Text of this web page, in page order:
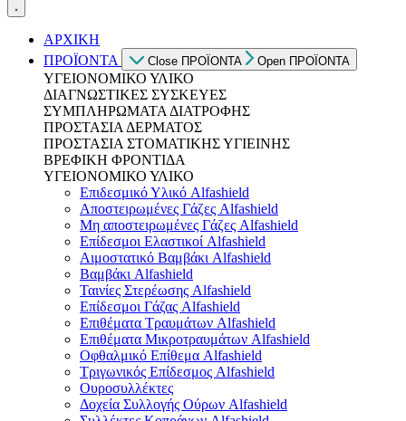
ΑΡΧΙΚΗ
ΠΡΟΪΟΝΤΑ
Close ΠΡΟΪΟΝΤΑ Open ΠΡΟΪΟΝΤΑ
ΥΓΕΙΟΝΟΜΙΚΟ ΥΛΙΚΟ
ΔΙΑΓΝΩΣΤΙΚΕΣ ΣΥΣΚΕΥΕΣ
ΣΥΜΠΛΗΡΩΜΑΤΑ ΔΙΑΤΡΟΦΗΣ
ΠΡΟΣΤΑΣΙΑ ΔΕΡΜΑΤΟΣ
ΠΡΟΣΤΑΣΙΑ ΣΤΟΜΑΤΙΚΗΣ ΥΓΙΕΙΝΗΣ
ΒΡΕΦΙΚΗ ΦΡΟΝΤΙΔΑ
ΥΓΕΙΟΝΟΜΙΚΟ ΥΛΙΚΟ
Επιδεσμικό Υλικό Alfashield
Αποστειρωμένες Γάζες Alfashield
Μη αποστειρωμένες Γάζες Alfashield
Επίδεσμοι Ελαστικοί Alfashield
Αιμοστατικό Βαμβάκι Alfashield
Βαμβάκι Alfashield
Ταινίες Στερέωσης Alfashield
Επίδεσμοι Γάζας Alfashield
Επιθέματα Τραυμάτων Alfashield
Επιθέματα Μικροτραυμάτων Alfashield
Οφθαλμικό Eπίθεμα Alfashield
Τριγωνικός Επίδεσμος Alfashield
Ουροσυλλέκτες
Δοχεία Συλλογής Ούρων Alfashield